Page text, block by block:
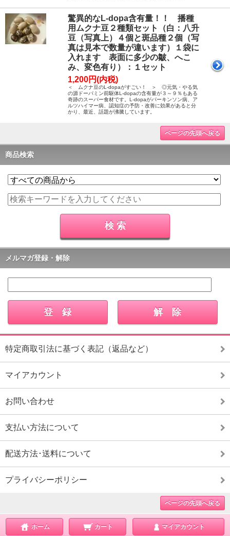
驚異的なL-dopa含有量！！ 播種
用ムクナ豆２種類セット（白：八升
豆（写真上）４個と斑品種２個（写
真は見本で数量が違います）１袋に
入れます 表面に多少の皺、へこ
み、変色有り）：１セット
1,200円(内税)
＜ ムクナ豆のL-dopaがすごい！ ＞ ◎元気・やる気
の源ドーパミン前駆体L-dopaの含有量が３～９％もある
奇跡のスーパー食材です。L-dopaがパーキンソン病、ア
ルツハイマー病、認知症の予防・改善に効果があると分
かり、最近、話題が沸騰しています。
ページの先頭へ戻る
商品検索
メルマガ登録・解除
特定商取引法に基づく表記（返品など）
マイアカウント
お問い合わせ
支払い方法について
配送方法･送料について
プライバシーポリシー
ページの先頭へ戻る
ホーム カート マイアカウント